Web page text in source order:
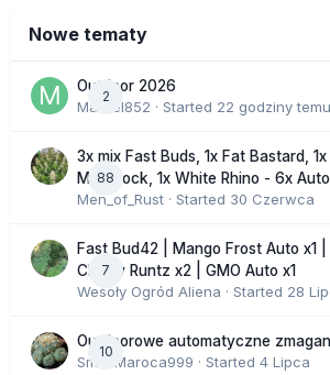
Nowe tematy
2
Outdoor 2026
Marcel852 · Started 22 godziny temu
88
3x mix Fast Buds, 1x Fat Bastard,
Moonrock, 1x White Rhino - 6x
Men_of_Rust · Started 30 Czerwca
7
Fast Bud42 | Mango Frost Auto x1 |
Cherry Runtz x2 | GMO Auto x1
Wesoły Ogród Aliena · Started 28
10
Outdoorowe automatyczne
SmakMaroca999 · Started 4 Lipca